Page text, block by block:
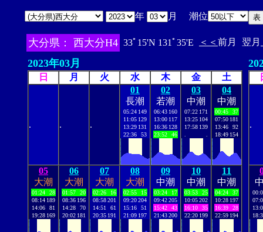
年 月 潮位
大分県： 西大分H4 33ﾟ15'N 131ﾟ35'E ＜＜ 前月 翌月
2023年03月
日 月 火 水 木 金 土
. . .
01
長潮
05:24 149
11:05 129
13:29 131
22:36
53
02
若潮
06:43 160
13:00 117
16:36 128
23:52
46
03
中潮
07:22 171
13:25 104
17:58 139
04
中潮
00:45
37
07:50 181
13:46
92
18:49 154
05
大潮
01:24
28
08:14 189
14:06
81
19:28 169
06
大潮
01:57
20
08:36 196
14:28
70
20:02 181
07
大潮
02:26
16
08:58201
14:51
61
20:35 191
08
大潮
02:55
15
09:20204
15:16
51
21:09 197
09
中潮
03:24
17
09:42205
15:42
43
21:43200
10
中潮
03:53
25
10:05202
16:10
35
22:20 199
11
中潮
04:24
37
10:28 197
16:39
28
22:59 194
.